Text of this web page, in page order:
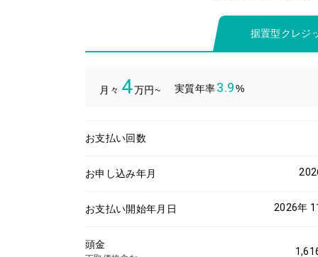
据置型クレジ
月々 4万円~ 実質年率3.9 %
お支払い回数
お申し込み年月
お支払い開始年月日 2026年
頭金